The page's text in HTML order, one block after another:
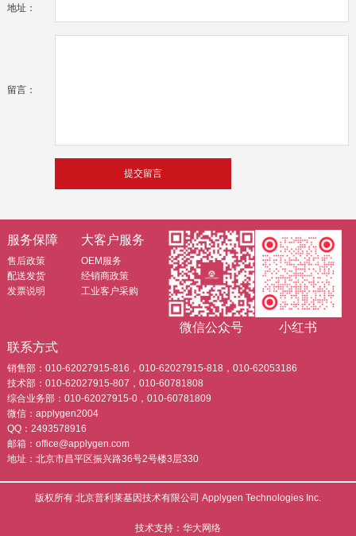
地址：
留言：
服务保障
售后政策
配送发货
发票说明
大客户服务
OEM服务
经销商政策
工业客户采购
微信公众号
小红书
联系方式
销售部：010-62027915-816，010-62027915-818，010-62053186
技术部：010-62027915-807，010-60781808
综合业务部：010-62027915-0，010-60781809
微信：applygen2004
QQ：2493578916
邮箱：office@applygen.com
地址：北京市昌平区振兴路36号2号楼3层330
版权所有 北京普利莱基因技术有限公司 Applygen Technologies Inc.
技术支持：华大网络